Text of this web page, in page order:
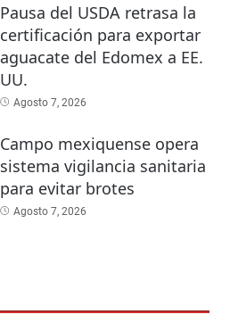
Pausa del USDA retrasa la
certificación para exportar
aguacate del Edomex a EE.
UU.
Agosto 7, 2026
Campo mexiquense opera
sistema vigilancia sanitaria
para evitar brotes
Agosto 7, 2026